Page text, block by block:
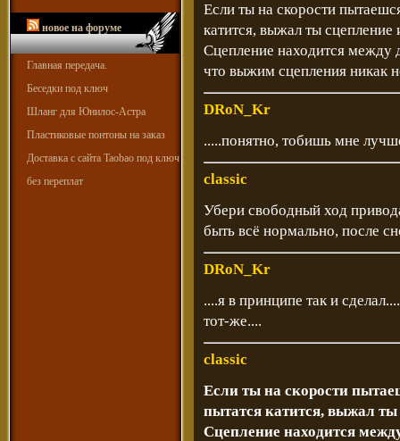
новое на форуме
Главная передача.
Беседки под ключ
Шланг для Юнилос-Астра
Пластиковые понтоны на заказ
Доставка с сайта Taobao под ключ
без переплат
Если ты на скорости
катится, выжал ты сцепление
Сцепление находится между
что выжим сцепления никак
DRoN_Kr
.....понятно, тобишь мне
classic
Убери свободный ход
быть всё нормально, после
DRoN_Kr
....я в принципе так и
тот-же....
classic
Если ты на скорости
пытатся катится, выжал ты
Сцепление находится